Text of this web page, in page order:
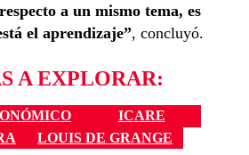
a un mismo tema, es
el aprendizaje”, concluyó.
A EXPLORAR:
ICARE
LOUIS DE GRANGE